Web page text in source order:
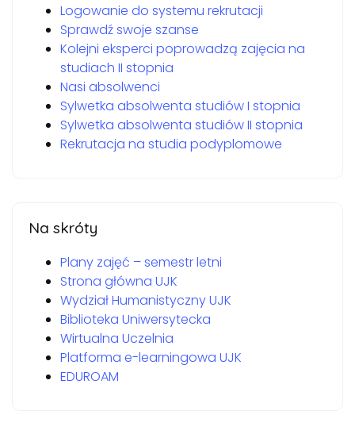
Logowanie do systemu rekrutacji
Sprawdź swoje szanse
Kolejni eksperci poprowadzą zajęcia na
studiach II stopnia
Nasi absolwenci
Sylwetka absolwenta studiów I stopnia
Sylwetka absolwenta studiów II stopnia
Rekrutacja na studia podyplomowe
Na skróty
Plany zajęć – semestr letni
Strona główna UJK
Wydział Humanistyczny UJK
Biblioteka Uniwersytecka
Wirtualna Uczelnia
Platforma e-learningowa UJK
EDUROAM